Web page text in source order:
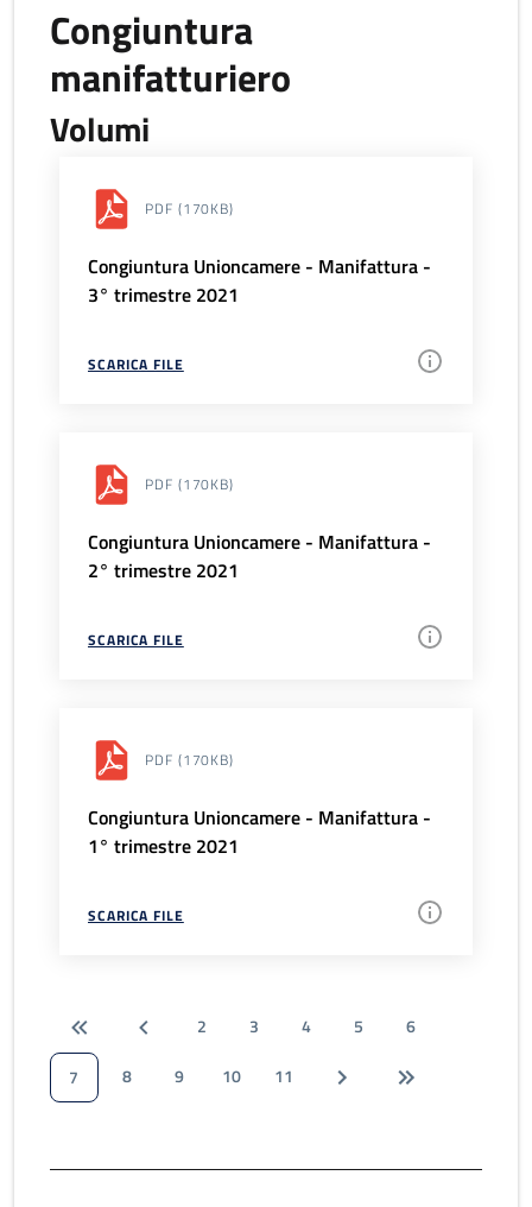
Congiuntura
manifatturiero
Volumi
PDF (170KB)
Congiuntura Unioncamere - Manifattura -
3° trimestre 2021
SCARICA FILE
PDF (170KB)
Congiuntura Unioncamere - Manifattura -
2° trimestre 2021
SCARICA FILE
PDF (170KB)
Congiuntura Unioncamere - Manifattura -
1° trimestre 2021
SCARICA FILE
2 3 4 5
6
7
8 9 10 11